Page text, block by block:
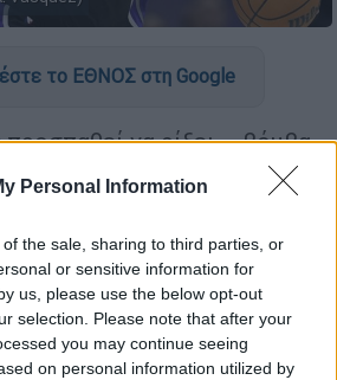
Personal Information
the sale, sharing to third parties, or
or sensitive information for
us, please use the below opt-out
selection. Please note that after your
you may continue seeing
on personal information utilized by
το ΕΘΝΟΣ στη Google
προσπαθεί να ρίξει... βόμβα
BasketNews, που
κοντά στονΓιόνας
πως ο
όχι μόνο βρίσκεται
από το ΝΒΑ αλλά και στο
Τριφύλλι!